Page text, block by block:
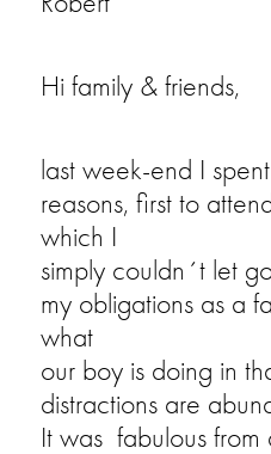
Hi family & friends,
last week-end I
reasons, first to
which I
simply couldn´t let
my obligations as a
what
our boy is doing in
distractions are
It was fabulous